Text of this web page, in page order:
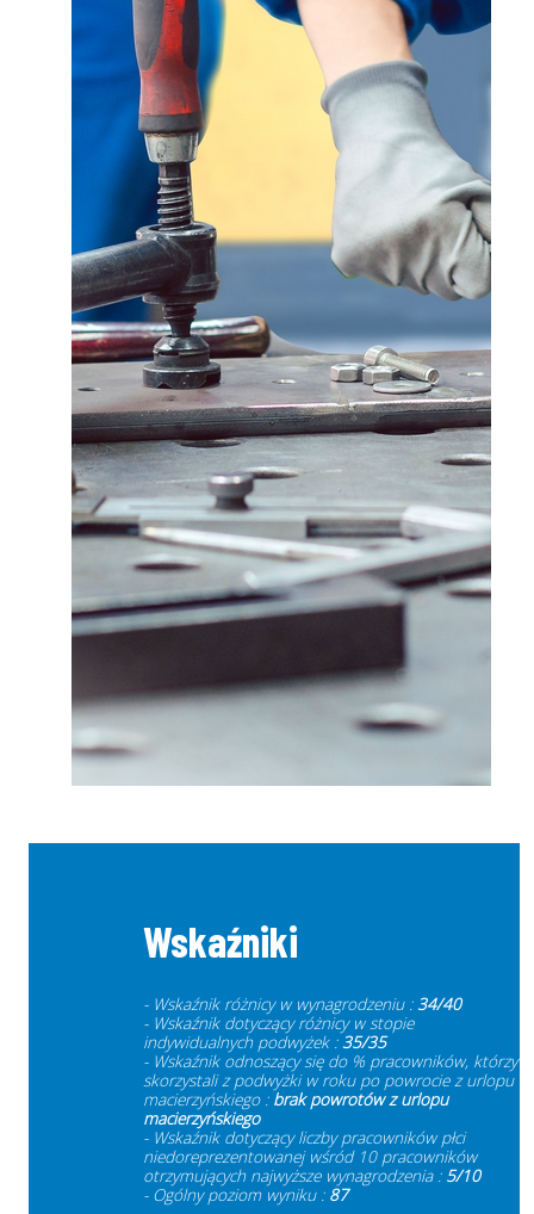
Wskaźniki
- Wskaźnik różnicy w wynagrodzeniu : 34/40
- Wskaźnik dotyczący różnicy w stopie
indywidualnych podwyżek :35/35
- Wskaźnik odnoszący się do % pracowników, którzy
skorzystali z podwyżki w roku po powrocie z urlopu
macierzyńskiego :brak powrotów z urlopu
macierzyńskiego
- Wskaźnik dotyczący liczby pracowników płci
niedoreprezentowanej wśród 10 pracowników
otrzymujących najwyższe wynagrodzenia : 5/10
- Ogólny poziom wyniku : 87